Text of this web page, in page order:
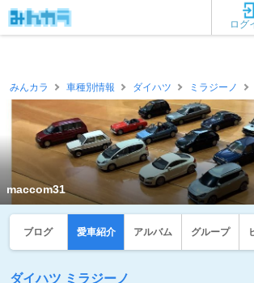
ログ
みんカラ 車種別情報 ダイハツ ミラジーノ
maccom31
ブログ 愛車紹介 アルバム グループ
ダイハツ ミラジーノ